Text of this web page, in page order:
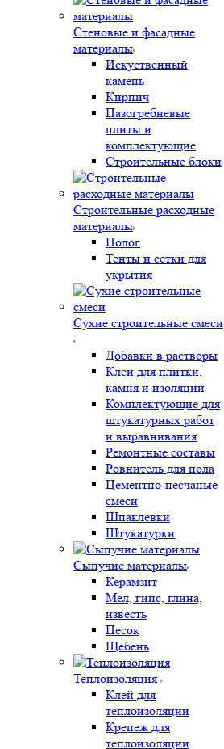
Стеновые и фасадные
материалы
Искуственный
камень
Кирпич
Пазогребневые
плиты и
комплектующие
Строительные блоки
Строительные расходные
материалы
Полог
Тенты и сетки для
укрытия
Сухие строительные смеси
Добавки в растворы
Клеи для плитки,
камня и изоляции
Комплектующие для
штукатурных работ
и выравнивания
Ремонтные составы
Ровнитель для пола
Цементно-песчаные
смеси
Шпаклевки
Штукатурки
Сыпучие материалы
Керамзит
Мел, гипс, глина,
известь
Песок
Щебень
Теплоизоляция
Клей для
теплоизоляции
Крепеж для
теплоизоляции